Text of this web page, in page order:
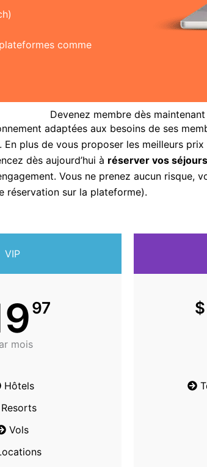
comme
Devenez membre dès maintenant
adaptées aux besoins de ses
plus de vous proposer les meilleurs
dès aujourd’hui à réserver vos
Vous ne prenez aucun
réservation sur la plateforme).
VIP
97
mois
Hôtels
Resorts
Vols
$